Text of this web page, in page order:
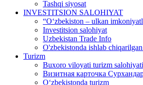
Tashqi siyosat
INVESTITSION SALOHIYAT
“Oʻzbekiston – ulkan
Investitsion salohiyat
Uzbekistan Trade Info
O'zbekistonda ishlab
Turizm
Buxoro viloyati turizm
Визитная карточка
Oʻzbekistonda turizm